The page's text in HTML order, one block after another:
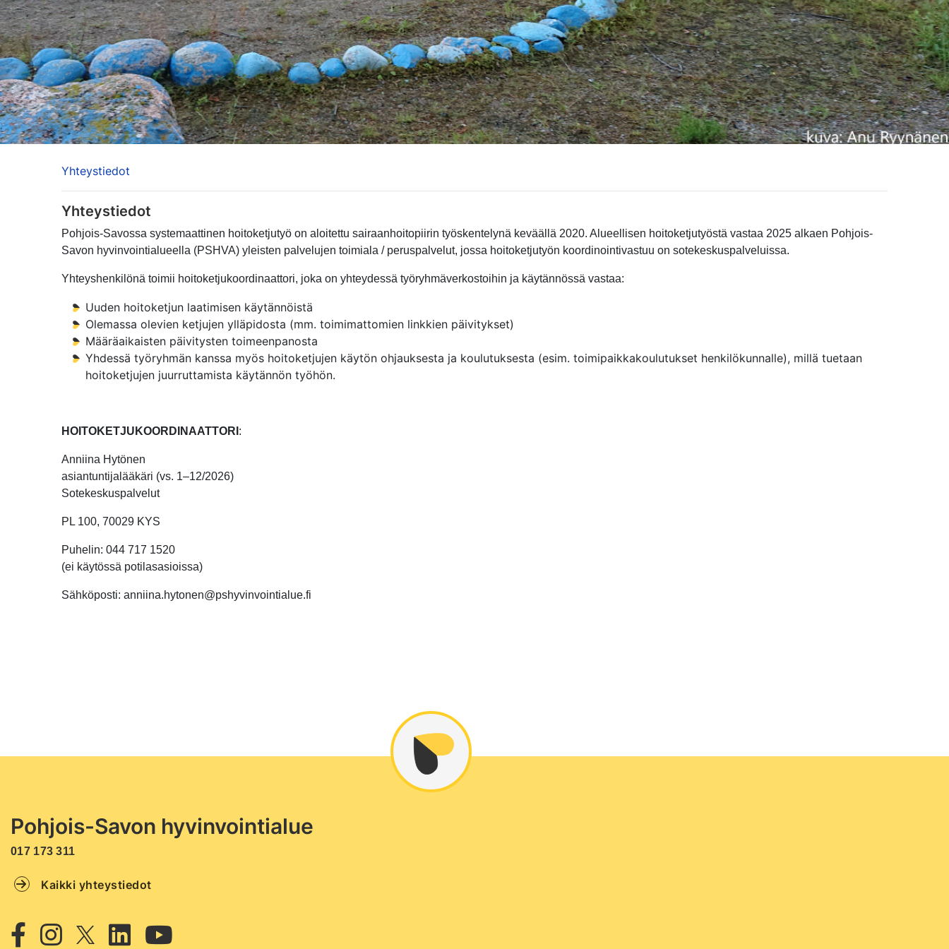
Yhteystiedot
Yhteystiedot
Pohjois-Savossa systemaattinen hoitoketjutyö on aloitettu sairaanhoitopiirin työskentelynä keväällä 2020. Alueellisen hoitoketjutyöstä vastaa 2025 alkaen Pohjois-
Savon hyvinvointialueella (PSHVA) yleisten palvelujen toimiala / peruspalvelut, jossa hoitoketjutyön koordinointivastuu on sotekeskuspalveluissa.
Yhteyshenkilönä toimii hoitoketjukoordinaattori, joka on yhteydessä työryhmäverkostoihin ja käytännössä vastaa:
Uuden hoitoketjun laatimisen käytännöistä
Olemassa olevien ketjujen ylläpidosta (mm. toimimattomien linkkien päivitykset)
Määräaikaisten päivitysten toimeenpanosta
Yhdessä työryhmän kanssa myös hoitoketjujen käytön ohjauksesta ja koulutuksesta (esim. toimipaikkakoulutukset henkilökunnalle), millä tuetaan
hoitoketjujen juurruttamista käytännön työhön.
HOITOKETJUKOORDINAATTORI :
Anniina Hytönen
asiantuntijalääkäri (vs. 1–12/2026)
Sotekeskuspalvelut
PL 100, 70029 KYS
Puhelin: 044 717 1520
(ei käytössä potilasasioissa)
Sähköposti: anniina.hytonen@pshyvinvointialue.fi
Pohjois-Savon hyvinvointialue
017 173 311
Kaikki yhteystiedot
Facebook
Instagram
TwitterLinkedin